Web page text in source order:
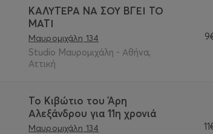
ΚΑΛΥΤΕΡΑ ΝΑ ΣΟΥ ΒΓΕΙ ΤΟ
ΜΑΤΙ
Μαυρομιχάλη 134
Studio Μαυρομιχάλη - Αθήνα,
Αττική
Το Κιβώτιο του Άρη
Αλεξάνδρου για 11η χρονιά
Μαυρομιχάλη 134